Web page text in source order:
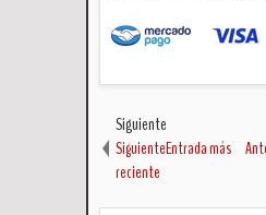
Siguiente
SiguienteEntrada más
reciente